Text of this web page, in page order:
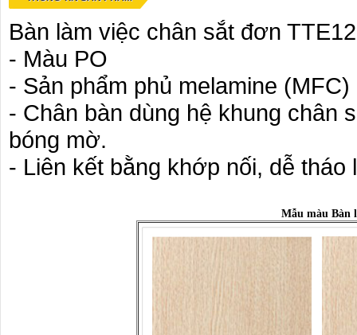
Bàn làm việc chân sắt đơn
- Màu PO
- Sản phẩm phủ melamine
- Chân bàn dùng hệ khung chân
bóng mờ.
- Liên kết bằng khớp nối, dễ tháo
Mẫu màu Bàn